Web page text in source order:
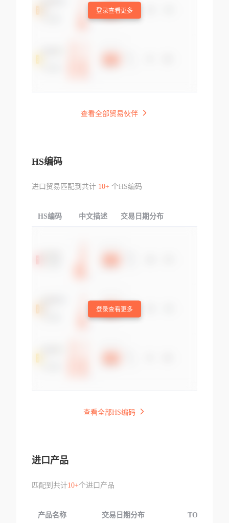
登录查看更多
查看全部贸易伙伴
HS编码
进口贸易匹配到共计 10+个HS编码
HS编码 中文描述 交易日期分布
登录查看更多
查看全部HS编码
进口产品
匹配到共计10+个进口产品
产品名称 交易日期分布 TOP3交易国